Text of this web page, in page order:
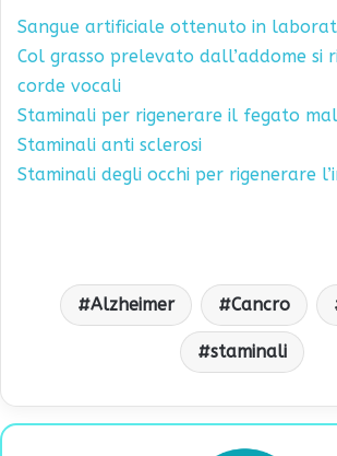
Sangue artificiale ottenuto in
Col grasso prelevato dall’addome si
corde vocali
Staminali per rigenerare il fegato
Staminali anti sclerosi
Staminali degli occhi per rigenerare
Alzheimer Cancro
staminali